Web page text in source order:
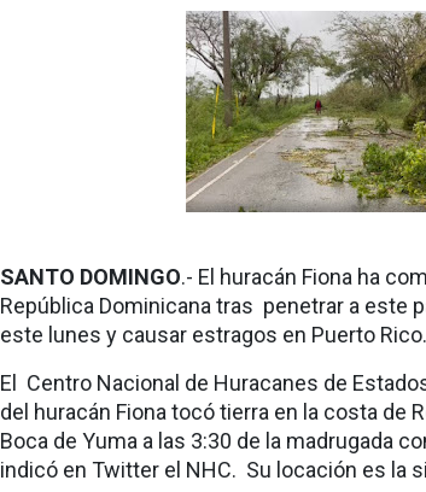
SANTO DOMINGO.- El huracán Fiona ha
República Dominicana tras penetrar a este
este lunes y causar estragos en Puerto Rico.
El Centro Nacional de Huracanes de
del huracán Fiona tocó tierra en la costa de
Boca de Yuma a las 3:30 de la madrugada
indicó en Twitter el NHC. Su locación es la